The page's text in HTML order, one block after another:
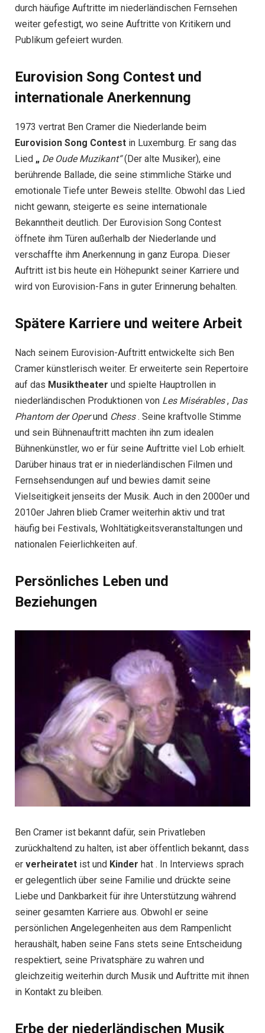
durch häufige Auftritte im niederländischen Fernsehen
weiter gefestigt, wo seine Auftritte von Kritikern und
Publikum gefeiert wurden.
Eurovision Song Contest und
internationale Anerkennung
1973 vertrat Ben Cramer die Niederlande beim
Eurovision Song Contest in Luxemburg. Er sang das
Lied „ De Oude Muzikant“(Der alte Musiker), eine
berührende Ballade, die seine stimmliche Stärke und
emotionale Tiefe unter Beweis stellte. Obwohl das Lied
nicht gewann, steigerte es seine internationale
Bekanntheit deutlich. Der Eurovision Song Contest
öffnete ihm Türen außerhalb der Niederlande und
verschaffte ihm Anerkennung in ganz Europa. Dieser
Auftritt ist bis heute ein Höhepunkt seiner Karriere und
wird von Eurovision-Fans in guter Erinnerung behalten.
Spätere Karriere und weitere Arbeit
Nach seinem Eurovision-Auftritt entwickelte sich Ben
Cramer künstlerisch weiter. Er erweiterte sein Repertoire
auf das Musiktheater und spielte Hauptrollen in
niederländischen Produktionen von Les Misérables, Das
Phantom der Operund Chess. Seine kraftvolle Stimme
und sein Bühnenauftritt machten ihn zum idealen
Bühnenkünstler, wo er für seine Auftritte viel Lob erhielt.
Darüber hinaus trat er in niederländischen Filmen und
Fernsehsendungen auf und bewies damit seine
Vielseitigkeit jenseits der Musik. Auch in den 2000er und
2010er Jahren blieb Cramer weiterhin aktiv und trat
häufig bei Festivals, Wohltätigkeitsveranstaltungen und
nationalen Feierlichkeiten auf.
Persönliches Leben und
Beziehungen
Ben Cramer ist bekannt dafür, sein Privatleben
zurückhaltend zu halten, ist aber öffentlich bekannt, dass
er verheiratet ist und Kinder hat . In Interviews sprach
er gelegentlich über seine Familie und drückte seine
Liebe und Dankbarkeit für ihre Unterstützung während
seiner gesamten Karriere aus. Obwohl er seine
persönlichen Angelegenheiten aus dem Rampenlicht
heraushält, haben seine Fans stets seine Entscheidung
respektiert, seine Privatsphäre zu wahren und
gleichzeitig weiterhin durch Musik und Auftritte mit ihnen
in Kontakt zu bleiben.
Erbe der niederländischen Musik